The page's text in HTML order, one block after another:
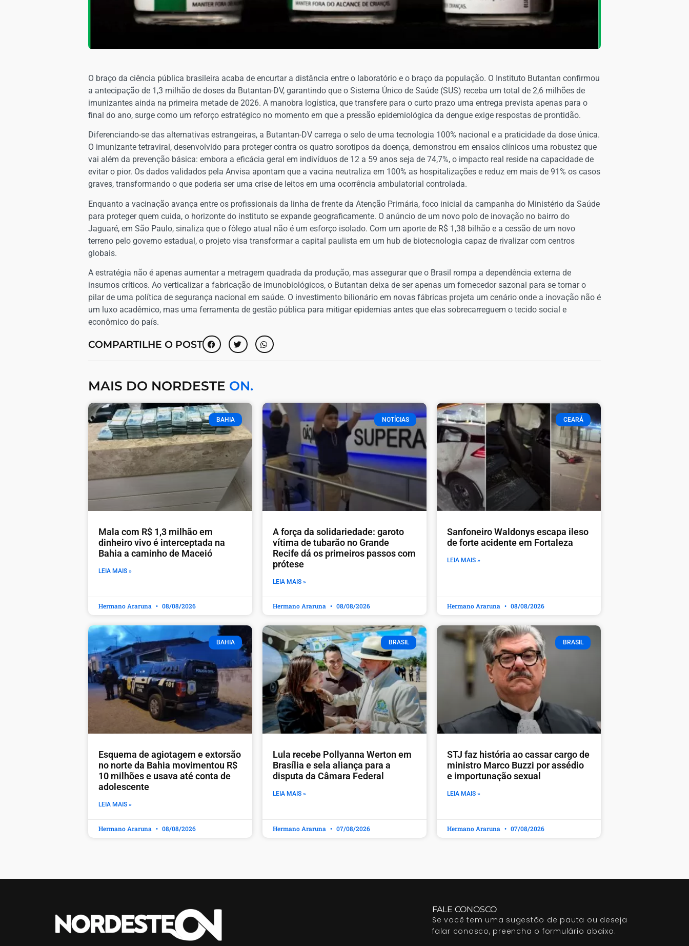
O braço da ciência pública brasileira acaba de encurtar a distância entre o laboratório e o braço da população. O Instituto Butantan confirmou
a antecipação de 1,3 milhão de doses da Butantan-DV, garantindo que o Sistema Único de Saúde (SUS) receba um total de 2,6 milhões de
imunizantes ainda na primeira metade de 2026. A manobra logística, que transfere para o curto prazo uma entrega prevista apenas para o
final do ano, surge como um reforço estratégico no momento em que a pressão epidemiológica da dengue exige respostas de prontidão.
Diferenciando-se das alternativas estrangeiras, a Butantan-DV carrega o selo de uma tecnologia 100% nacional e a praticidade da dose única.
O imunizante tetraviral, desenvolvido para proteger contra os quatro sorotipos da doença, demonstrou em ensaios clínicos uma robustez que
vai além da prevenção básica: embora a eficácia geral em indivíduos de 12 a 59 anos seja de 74,7%, o impacto real reside na capacidade de
evitar o pior. Os dados validados pela Anvisa apontam que a vacina neutraliza em 100% as hospitalizações e reduz em mais de 91% os casos
graves, transformando o que poderia ser uma crise de leitos em uma ocorrência ambulatorial controlada.
Enquanto a vacinação avança entre os profissionais da linha de frente da Atenção Primária, foco inicial da campanha do Ministério da Saúde
para proteger quem cuida, o horizonte do instituto se expande geograficamente. O anúncio de um novo polo de inovação no bairro do
Jaguaré, em São Paulo, sinaliza que o fôlego atual não é um esforço isolado. Com um aporte de R$ 1,38 bilhão e a cessão de um novo
terreno pelo governo estadual, o projeto visa transformar a capital paulista em um hub de biotecnologia capaz de rivalizar com centros
globais.
​A estratégia não é apenas aumentar a metragem quadrada da produção, mas assegurar que o Brasil rompa a dependência externa de
insumos críticos. Ao verticalizar a fabricação de imunobiológicos, o Butantan deixa de ser apenas um fornecedor sazonal para se tornar o
pilar de uma política de segurança nacional em saúde. O investimento bilionário em novas fábricas projeta um cenário onde a inovação não é
um luxo acadêmico, mas uma ferramenta de gestão pública para mitigar epidemias antes que elas sobrecarreguem o tecido social e
econômico do país.
COMPARTILHE O POST
MAIS DO NORDESTE ON.
BAHIA
Mala com R$ 1,3 milhão em
dinheiro vivo é interceptada na
Bahia a caminho de Maceió
LEIA MAIS »
Hermano Araruna 08/08/2026
NOTÍCIAS
A força da solidariedade: garoto
vítima de tubarão no Grande
Recife dá os primeiros passos com
prótese
LEIA MAIS »
Hermano Araruna 08/08/2026
CEARÁ
Sanfoneiro Waldonys escapa ileso
de forte acidente em Fortaleza
LEIA MAIS »
Hermano Araruna 08/08/2026
BAHIA
Esquema de agiotagem e extorsão
no norte da Bahia movimentou R$
10 milhões e usava até conta de
adolescente
LEIA MAIS »
Hermano Araruna 08/08/2026
BRASIL
Lula recebe Pollyanna Werton em
Brasília e sela aliança para a
disputa da Câmara Federal
LEIA MAIS »
Hermano Araruna 07/08/2026
BRASIL
STJ faz história ao cassar cargo de
ministro Marco Buzzi por assédio
e importunação sexual
LEIA MAIS »
Hermano Araruna 07/08/2026
FALE CONOSCO
Se você tem uma sugestão de pauta ou deseja
falar conosco, preencha o formulário abaixo.